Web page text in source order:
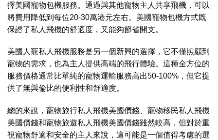
擇美國寵物包機服務。通過與其他寵物主人共享飛機，可以
將費用降低到每位20-30萬港元左右。美國寵物包機方式既
保證了私人飛機的舒適度，又能夠節省開支。
美國 人寵私人飛機服務是另一個新興的選擇，它不僅照顧到
寵物的需求，也為主人提供高端的飛行體驗。這種全方位的
服務價格通常比單純的寵物運輸服務高出50-100%，但它提
供了無與倫比的便利性和舒適度。
總的來說，寵物旅行私人飛機美國價錢、寵物移民私人飛機
美國價錢和寵物旅遊私人飛機美國價錢雖然較高，但對於重
視寵物舒適和安全的主人來說，這可能是一個值得考慮的選